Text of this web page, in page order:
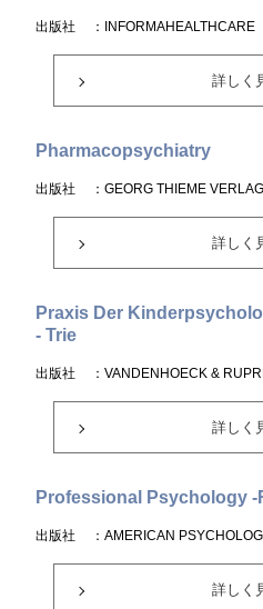
出版社 ：INFORMAHEALTHCARE
詳しく
Pharmacopsychiatry
出版社 ：GEORG THIEME VERLAG
詳しく
Praxis Der
- Trie
出版社 ：VANDENHOECK &
詳しく
Professional Psychology
出版社 ：AMERICAN
詳しく